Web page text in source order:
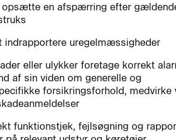
opsætte en afspærring efter
indrapportere uregelmæssigheder
eller ulykker foretage korrekt
af sin viden om generelle og
forsikringsforhold, medvirke
funktionstjek, fejlsøgning og